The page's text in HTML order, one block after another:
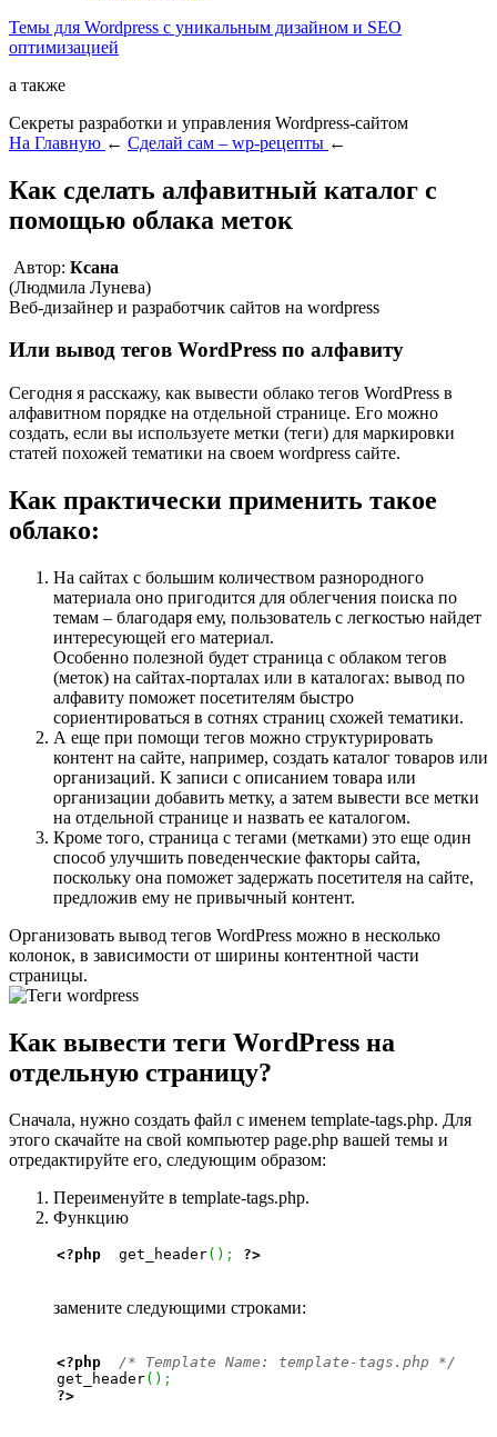
Teмы для Wordpress с уникальным дизайном и SEO
оптимизацией
а также
Секреты разработки и управления Wordpress-сайтом
На Главную ← Сделай сам – wp-рецепты ←
Как сделать алфавитный каталог с
помощью облака меток
Автор: Ксана
(Людмила Лунева)
Веб-дизайнер и разработчик сайтов на wordpress
Или вывод тегов WordPress по алфавиту
Сегодня я расскажу, как вывести облако тегов WordPress в
алфавитном порядке на отдельной странице. Его можно
создать, если вы используете метки (теги) для маркировки
статей похожей тематики на своем wordpress сайте.
Как практически применить такое
облако:
На сайтах с большим количеством разнородного
материала оно пригодится для облегчения поиска по
темам – благодаря ему, пользователь с легкостью найдет
интересующей его материал.
Особенно полезной будет страница с облаком тегов
(меток) на сайтах-порталах или в каталогах: вывод по
алфавиту поможет посетителям быстро
сориентироваться в сотнях страниц схожей тематики.
А еще при помощи тегов можно структурировать
контент на сайте, например, создать каталог товаров или
организаций. К записи с описанием товара или
организации добавить метку, а затем вывести все метки
на отдельной странице и назвать ее каталогом.
Кроме того, страница с тегами (метками) это еще один
способ улучшить поведенческие факторы сайта,
поскольку она поможет задержать посетителя на сайте,
предложив ему не привычный контент.
Организовать вывод тегов WordPress можно в несколько
колонок, в зависимости от ширины контентной части
страницы.
Как вывести теги WordPress на
отдельную страницу?
Сначала, нужно создать файл с именем template-tags.php. Для
этого скачайте на свой компьютер page.php вашей темы и
отредактируйте его, следующим образом:
Переименуйте в template-tags.php.
Функцию
<?php
  get_header
( ) ; ?>
замените следующими строками:
<?php
/* Template Name: template-tags.php */
get_header( ) ;
?>